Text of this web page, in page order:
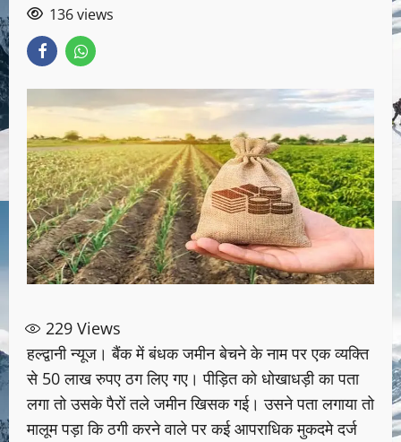
136 views
229 Views
हल्द्वानी न्यूज। बैंक में बंधक जमीन बेचने के नाम पर एक व्यक्ति
से 50 लाख रुपए ठग लिए गए। पीड़ित को धोखाधड़ी का पता
लगा तो उसके पैरों तले जमीन खिसक गई। उसने पता लगाया तो
मालूम पड़ा कि ठगी करने वाले पर कई आपराधिक मुकदमे दर्ज